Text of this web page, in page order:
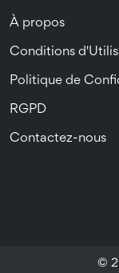
À propos
Conditions
Politique de
RGPD
Contactez-nous
©